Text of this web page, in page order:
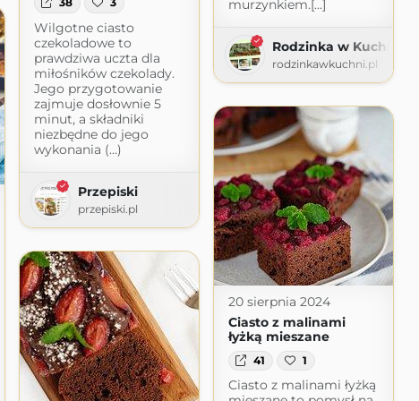
murzynkiem.[...]
Rodzinka w Kuchni
rodzinkawkuchni.pl
Wilgotne ciasto
czekoladowe to
prawdziwa uczta dla
miłośników czekolady.
Jego przygotowanie
zajmuje dosłownie 5
minut, a składniki
niezbędne do jego
wykonania (...)
Przepiski
przepiski.pl
20 sierpnia 2024
Ciasto z malinami
łyżką mieszane
41 1
Ciasto z malinami łyżką